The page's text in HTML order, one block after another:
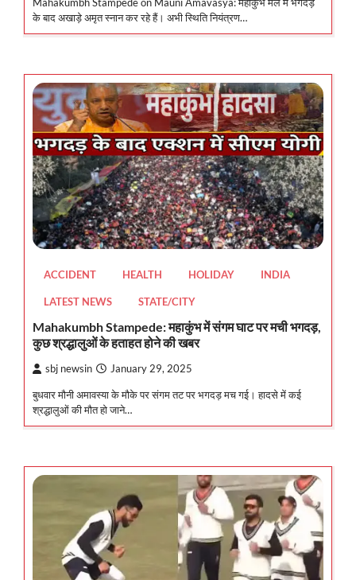
के बाद अखाड़े अमृत स्नान कर रहे हैं। अभी स्थिति नियंत्रण…
ACCIDENT HEALTH HOLIDAY INDIA
LATEST NEWS STATE/CITY
Mahakumbh Stampede: महाकुंभ में संगम घाट पर मची भगदड़,
कुछ श्रद्धालुओं के हताहत होने की खबर
sbj newsin January 29, 2025
बुधवार मौनी अमावस्या के मौके पर संगम तट पर भगदड़ मच गई। हादसे में कई
श्रद्धालुओं की मौत हो जाने…